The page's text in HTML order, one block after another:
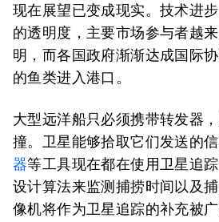
现在展望已变成现实。技术进
的透明度，主要市场参与者越
明，而各国政府渐渐达成国际
的鱼类进入港口。
大型远洋船只必须携带转发器
撞。卫星能够拾取它们发送的
器等工具现在都在使用卫星追
设计算法来监测捕捞时间以及
像机将作为卫星追踪的补充被